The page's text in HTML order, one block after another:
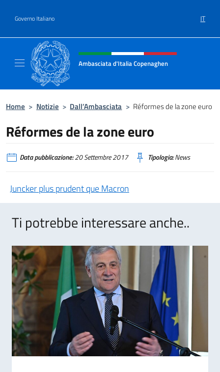
Governo Italiano IT
Intestazione sito, social e menù
Ambasciata d'Italia Copenaghen
Home > Notizie > Dall’Ambasciata > Réformes de la zone euro
Réformes de la zone euro
Data pubblicazione:20 Settembre 2017 Tipologia:News
Juncker plus prudent que Macron
Ti potrebbe interessare anche..